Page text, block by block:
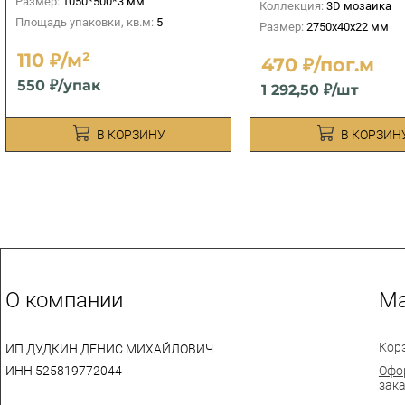
Площадь упаковки, кв.м: 5
110 ₽/м²
550 ₽/упак
В КОРЗИНУ
Коллекция: 3D мозаика
Размер: 2750х40х22 мм
470 ₽/пог.м
1 292,50 ₽/шт
В
О компании
ИП ДУДКИН ДЕНИС МИХАЙЛОВИЧ
ИНН 525819772044